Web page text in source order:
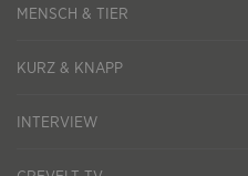
MENSCH & TIER
KURZ & KNAPP
INTERVIEW